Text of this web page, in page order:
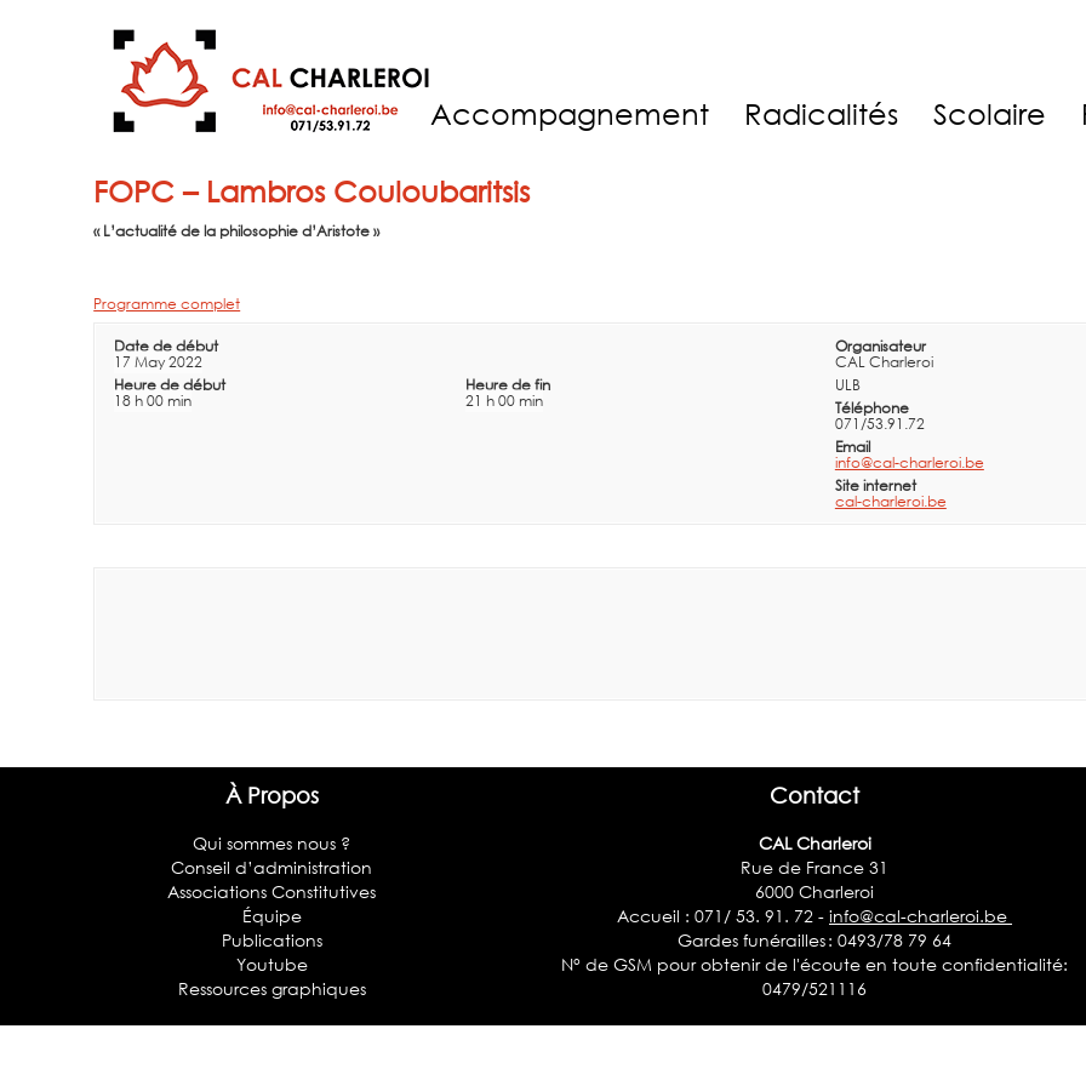
Accompagnement Radicalités Scolaire
FOPC – Lambros Couloubaritsis
« L’actualité de la philosophie d’Aristote »
Programme complet
Date de début
17 May 2022
Heure de début
18 h 00 min
Heure de fin
21 h 00 min
Organisateur
CAL Charleroi
ULB
Téléphone
071/53.91.72
Email
info@cal-charleroi.be
Site internet
cal-charleroi.be
À Propos
Qui sommes nous ?
Conseil d’administration
Associations Constitutives
Équipe
Publications
Youtube
Ressources graphiques
Contact
CAL Charleroi
Rue de France 31
6000 Charleroi
Accueil : 071/ 53. 91. 72 - info@cal-charleroi.be
Gardes funérailles : 0493/78 79 64
N° de GSM pour obtenir de l'écoute en toute confidentialité:
0479/521116